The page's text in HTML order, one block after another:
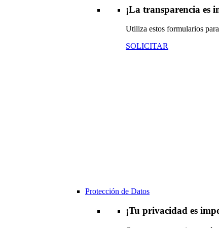
¡La transparencia es
Utiliza estos formularios
SOLICITAR
Protección de Datos
¡Tu privacidad es